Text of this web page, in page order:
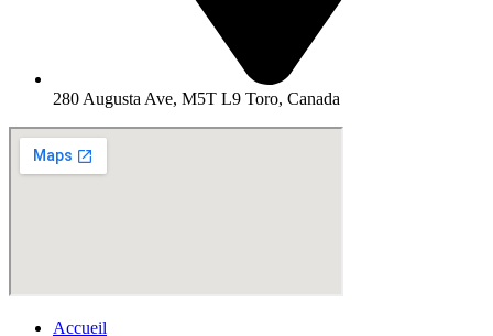
280 Augusta Ave, M5T L9 Toro, Canada
Accueil